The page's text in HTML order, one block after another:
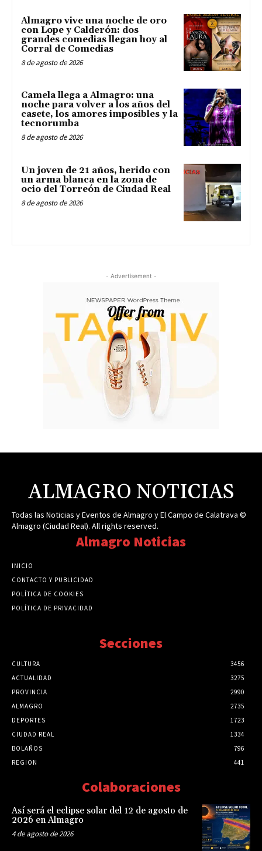
Almagro vive una noche de oro
con Lope y Calderón: dos
grandes comedias llegan hoy al
Corral de Comedias
8 de agosto de 2026
Camela llega a Almagro: una
noche para volver a los años del
casete, los amores imposibles y la
tecnorumba
8 de agosto de 2026
Un joven de 21 años, herido con
un arma blanca en la zona de
ocio del Torreón de Ciudad Real
8 de agosto de 2026
- Advertisement -
ALMAGRO NOTICIAS
Todas las Noticias y Eventos de Almagro y El Campo de Calatrava ©
Almagro (Ciudad Real). All rights reserved.
Almagro Noticias
INICIO
CONTACTO Y PUBLICIDAD
POLÍTICA DE COOKIES
POLÍTICA DE PRIVACIDAD
Secciones
CULTURA
3456
ACTUALIDAD
3275
PROVINCIA
2990
ALMAGRO
2735
DEPORTES
1723
CIUDAD REAL
1334
BOLAÑOS
796
REGION
441
Colaboraciones
Así será el eclipse solar del 12 de agosto de
2026 en Almagro
4 de agosto de 2026